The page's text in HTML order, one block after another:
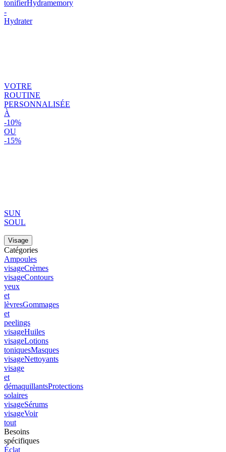
tonifierHydramemory
-
Hydrater
VOTRE
ROUTINE
PERSONNALISÉE
À
-10%
OU
-15%
SUN
SOUL
Visage
Catégories
Ampoules
visageCrèmes
visageContours
yeux
et
lèvresGommages
et
peelings
visageHuiles
visageLotions
toniquesMasques
visageNettoyants
visage
et
démaquillantsProtections
solaires
visageSérums
visageVoir
tout
Besoins
spécifiques
Éclat